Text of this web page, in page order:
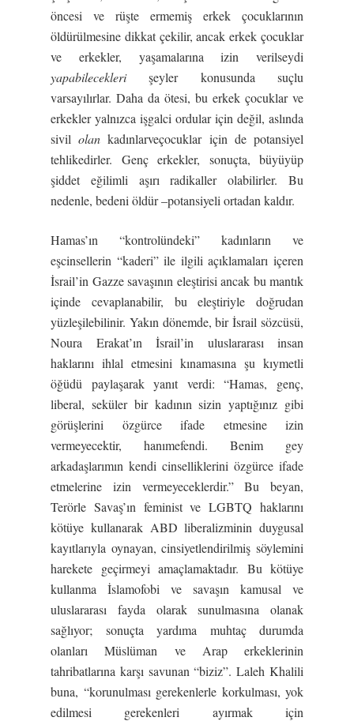
öncesi ve rüşte ermemiş erkek çocuklarının
öldürülmesine dikkat çekilir, ancak erkek çocuklar
ve erkekler, yaşamalarına izin verilseydi
yapabileceklerişeyler konusunda suçlu
varsayılırlar. Daha da ötesi, bu erkek çocuklar ve
erkekler yalnızca işgalci ordular için değil, aslında
sivilolan kadınlarveçocuklar için de potansiyel
tehlikedirler. Genç erkekler, sonuçta, büyüyüp
şiddet eğilimli aşırı radikaller olabilirler. Bu
nedenle, bedeni öldür –potansiyeli ortadan kaldır.
Hamas’ın “kontrolündeki” kadınların ve
eşcinsellerin “kaderi” ile ilgili açıklamaları içeren
İsrail’in Gazze savaşının eleştirisi ancak bu mantık
içinde cevaplanabilir, bu eleştiriyle doğrudan
yüzleşilebilinir. Yakın dönemde, bir İsrail sözcüsü,
Noura Erakat’ın İsrail’in uluslararası insan
haklarını ihlal etmesini kınamasına şu kıymetli
öğüdü paylaşarak yanıt verdi: “Hamas, genç,
liberal, seküler bir kadının sizin yaptığınız gibi
görüşlerini özgürce ifade etmesine izin
vermeyecektir, hanımefendi. Benim gey
arkadaşlarımın kendi cinselliklerini özgürce ifade
etmelerine izin vermeyeceklerdir.” Bu beyan,
Terörle Savaş’ın feminist ve LGBTQ haklarını
kötüye kullanarak ABD liberalizminin duygusal
kayıtlarıyla oynayan, cinsiyetlendirilmiş söylemini
harekete geçirmeyi amaçlamaktadır. Bu kötüye
kullanma İslamofobi ve savaşın kamusal ve
uluslararası fayda olarak sunulmasına olanak
sağlıyor; sonuçta yardıma muhtaç durumda
olanları Müslüman ve Arap erkeklerinin
tahribatlarına karşı savunan “biziz”. Laleh Khalili
buna, “korunulması gerekenlerle korkulması, yok
edilmesi gerekenleri ayırmak için